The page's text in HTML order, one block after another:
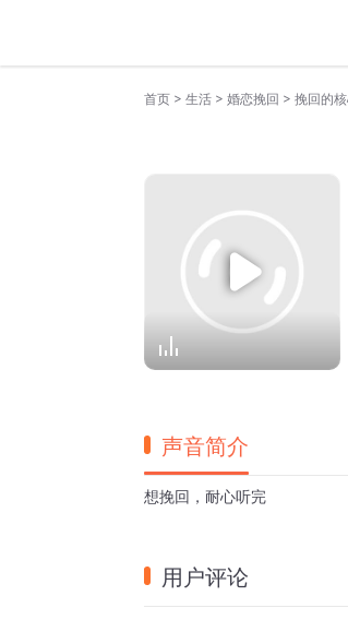
首页 > 生活 > 婚恋挽回 > 挽回的
声音简介
想挽回，耐心听完
用户评论